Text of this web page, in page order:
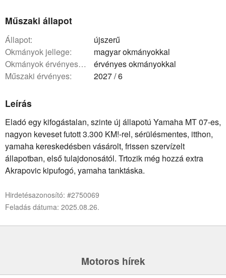
Műszaki állapot
állapot:
újszerű
okmányok jellege:
magyar okmányokkal
okmányok érvényessége:
érvényes okmányokkal
műszaki érvényes:
2027 / 6
Leírás
Eladó egy kifogástalan, szinte új állapotú Yamaha MT 07-es,
nagyon keveset futott 3.300 KM!-rel, sérülésmentes, itthon,
yamaha kereskedésben vásárolt, frissen szervízelt
állapotban, első tulajdonosától. Trtozik még hozzá extra
Akrapovic kipufogó, yamaha tanktáska.
Hirdetésazonosító: #2750069
Feladás dátuma: 2025.08.26.
Motoros hírek